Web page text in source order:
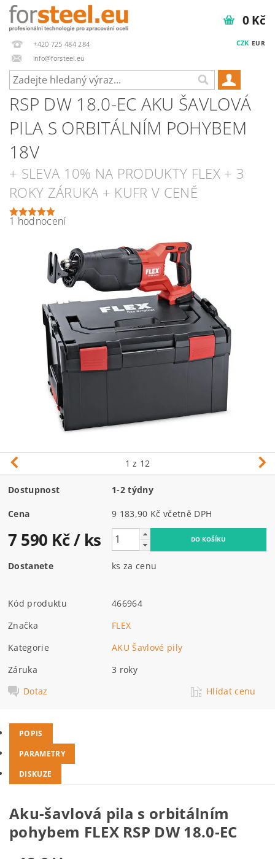
+420 725 484 284
info@forsteel.eu
CZK EUR
0 Kč
RSP DW 18.0-EC AKU ŠAVLOVÁ
PILA S ORBITÁLNÍM POHYBEM
18V
+ SLEVA 10% NA PRODUKTY FLEX + 3
ROKY ZÁRUKA + KUFR V CENĚ
1 hodnocení
1 z 12
Dostupnost 1-2 týdny
Cena 9 183,90 Kč včetně DPH
7 590 Kč/ ks
Dostanete ks za cenu
Kód produktu
466964
Značka
FLEX
Kategorie
AKU Šavlové pily
Záruka
3 roky
Dotaz
Hlídat cenu
POPIS
PARAMETRY
DISKUZE
Aku-šavlová pila s orbitálním
pohybem FLEX RSP DW 18.0-EC